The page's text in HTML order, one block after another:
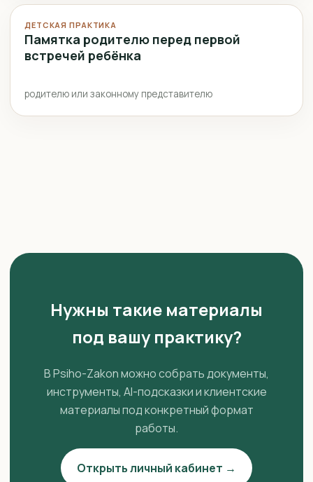
ДЕТСКАЯ ПРАКТИКА
Памятка родителю перед первой
встречей ребёнка
родителю или законному представителю
Нужны такие материалы
под вашу практику?
В Psiho-Zakon можно собрать документы,
инструменты, AI-подсказки и клиентские
материалы под конкретный формат
работы.
Открыть личный кабинет →